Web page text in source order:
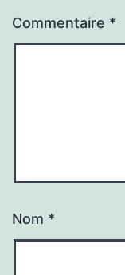
Commentaire *
Nom *